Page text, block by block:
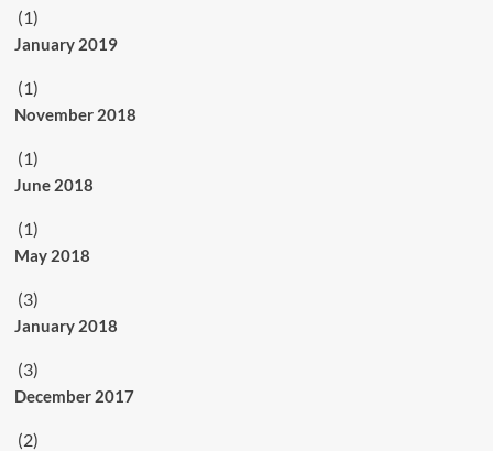
(1)
January 2019
(1)
November 2018
(1)
June 2018
(1)
May 2018
(3)
January 2018
(3)
December 2017
(2)